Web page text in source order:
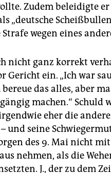
Zudem beleidigte
„deutsche
wegen eines
nicht ganz korrekt
Gericht ein. „Ich war
das alles, aber
machen.“ Schuld
eher die
und seine
des 9. Mai nicht
nehmen, als die
J., der zu dem